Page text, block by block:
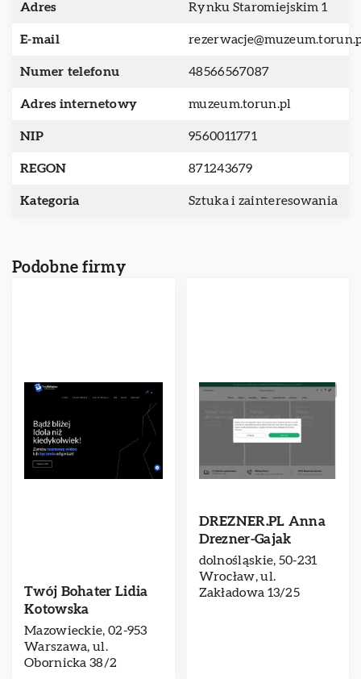
Adres Rynku Staromiejskim 1
E-mail
Numer telefonu 48566567087
Adres internetowy muzeum.torun.pl
NIP 9560011771
REGON 871243679
Kategoria Sztuka i zainteresowania
Podobne firmy
Twój Bohater Lidia
Kotowska
Mazowieckie, 02-953
Warszawa, ul.
Obornicka 38/2
DREZNER.PL Anna
Drezner-Gajak
dolnośląskie, 50-231
Wrocław, ul.
Zakładowa 13/25